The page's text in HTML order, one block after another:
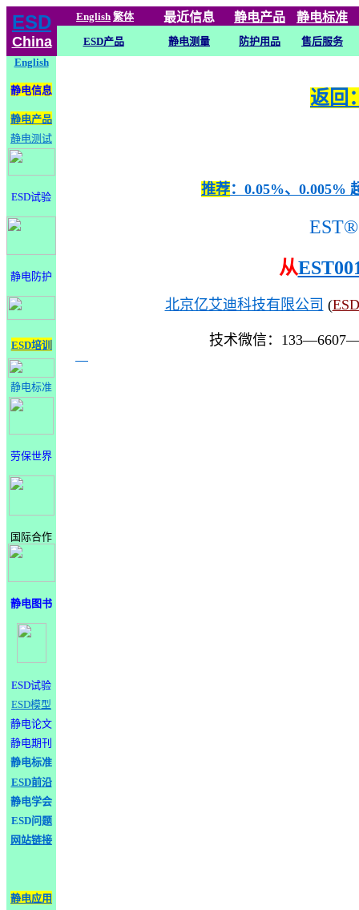
ESD
China
English 繁体 最近信息 静电产品 静电标准
ESD产品 静电测量 防护用品
售后服务
English
静电信息
静电产品
静电测试
ESD试验
静电防护
ESD培训
静电标准
劳保世界
国际合作
静电图书
ESD试验
ESD模型
静电论文
静电期刊
静电标准
ESD前沿
静电学会
ESD问题
网站链接
静电应用
返回
推荐：0.05%、0.005%
EST®
从
北京亿艾迪科技有限公司 (
技术微信：